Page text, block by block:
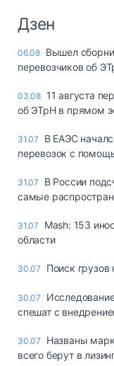
Дзен
06.08 Вышел
перевозчиков об
03.08 11 августа
об ЭТрН в прямом
31.07
В ЕАЭС
перевозок с
31.07
В России
самые
31.07
Mash: 153
области
30.07 Поиск грузов
30.07
спешат с
30.07
Названы
всего берут в